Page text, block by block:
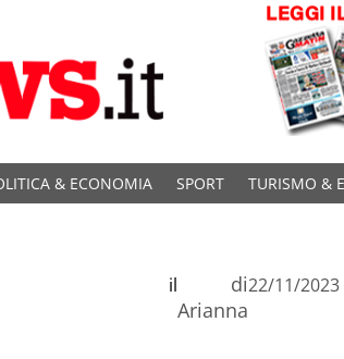
& ECONOMIA SPORT TURISMO &
di
Arianna
il 22/11/2023